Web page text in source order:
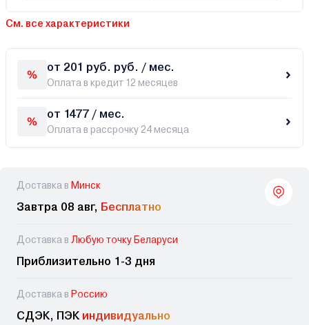
См. все характеристики
от 201 руб. руб. / мес.
Оплата в кредит 12 месяцев
от 1477 / мес.
Оплата в рассрочку 24 месяца
Доставка в Минск
Завтра 08 авг, Бесплатно
Доставка в Любую точку Беларуси
Приблизительно 1-3 дня
Доставка в Россию
СДЭК, ПЭК индивидуально